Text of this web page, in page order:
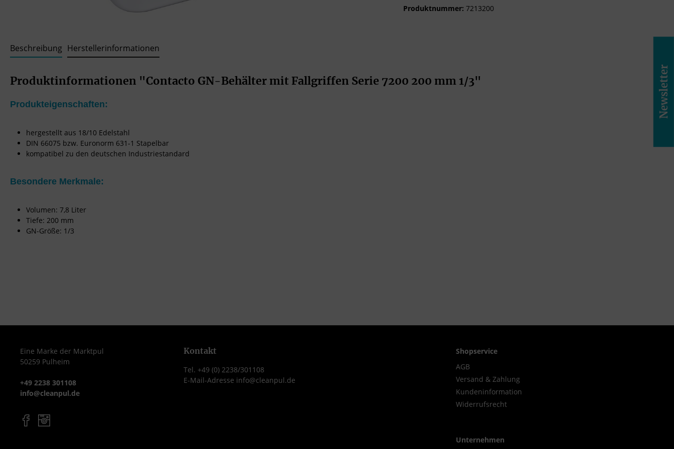
Produktnummer: 7213200
Beschreibung Herstellerinformationen
Produktinformationen "Contacto GN-Behälter mit Fallgriffen Serie 7200 200 mm 1/3"
Produkteigenschaften:
hergestellt aus 18/10 Edelstahl
DIN 66075 bzw. Euronorm 631-1 Stapelbar
kompatibel zu den deutschen Industriestandard
Besondere Merkmale:
Volumen: 7,8 Liter
Tiefe: 200 mm
GN-Größe: 1/3
Eine Marke der Marktpul
50259 Pulheim
+49 2238 301108
info@cleanpul.de
Kontakt
Tel. +49 (0) 2238/301108
E-Mail-Adresse info@cleanpul.de
Shopservice
AGB
Versand & Zahlung
Kundeninformation
Widerrufsrecht
Unternehmen
Newsletter